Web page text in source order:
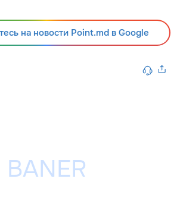
на новости Point.md в Google